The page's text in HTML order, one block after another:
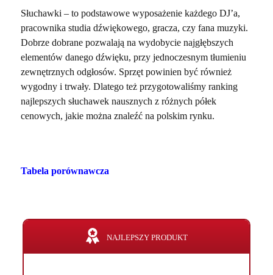
Słuchawki – to podstawowe wyposażenie każdego DJ’a,
pracownika studia dźwiękowego, gracza, czy fana muzyki.
Dobrze dobrane pozwalają na wydobycie najgłębszych
elementów danego dźwięku, przy jednoczesnym tłumieniu
zewnętrznych odgłosów. Sprzęt powinien być również
wygodny i trwały. Dlatego też przygotowaliśmy ranking
najlepszych słuchawek nausznych z różnych półek
cenowych, jakie można znaleźć na polskim rynku.
Tabela porównawcza
NAJLEPSZY PRODUKT